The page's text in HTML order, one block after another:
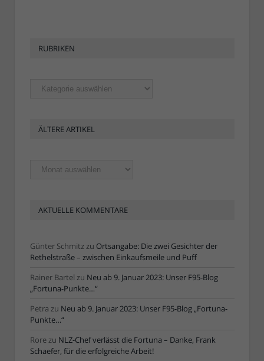
RUBRIKEN
Rubriken
ÄLTERE ARTIKEL
Ältere
Artikel
AKTUELLE KOMMENTARE
Günter Schmitzzu Ortsangabe: Die zwei Gesichter der
Rethelstraße – zwischen Einkaufsmeile und Puff
Rainer Bartel zu Neu ab 9. Januar 2023: Unser F95-Blog
„Fortuna-Punkte…“
Petra zu Neu ab 9. Januar 2023: Unser F95-Blog „Fortuna-
Punkte…“
Rorezu NLZ-Chef verlässt die Fortuna – Danke, Frank
Schaefer, für die erfolgreiche Arbeit!